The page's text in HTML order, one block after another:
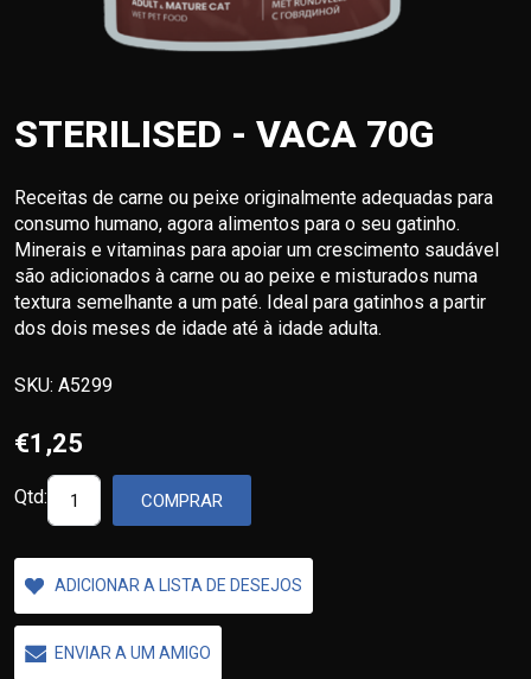
STERILISED - VACA 70G
Receitas de carne ou peixe originalmente adequadas para
consumo humano, agora alimentos para o seu gatinho.
Minerais e vitaminas para apoiar um crescimento saudável
são adicionados à carne ou ao peixe e misturados numa
textura semelhante a um paté. Ideal para gatinhos a partir
dos dois meses de idade até à idade adulta.
SKU: A5299
€1,25
Qtd: COMPRAR
ADICIONAR A LISTA DE DESEJOS
ENVIAR A UM AMIGO